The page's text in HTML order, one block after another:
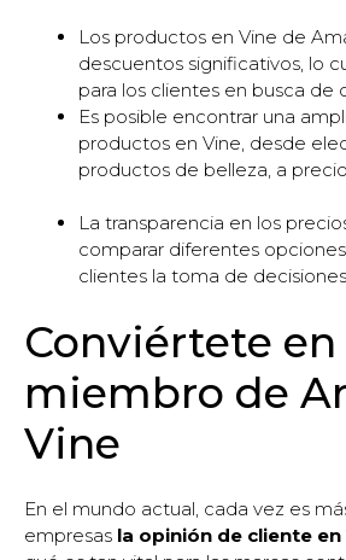
Los productos en Vine de
descuentos significativos, lo
para los clientes en busca de
Es posible encontrar una
productos en Vine, desde
productos de belleza, a
La transparencia en los
comparar diferentes
clientes la toma de
Conviértete
miembro de
Vine
En el mundo actual, cada vez es
empresas la opinión de cliente en